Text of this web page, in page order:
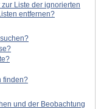
Liste der ignorierten
entfernen?
finden?
und der Beobachtung